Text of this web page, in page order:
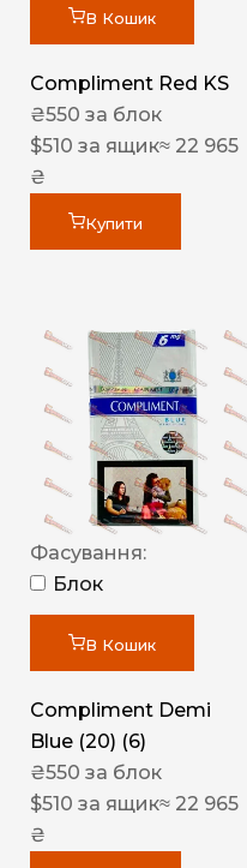
В Кошик
Compliment Red KS
₴550 за блок
$510 за ящик≈ 22 965
₴
Купити
Фасування:
Блок
В Кошик
Compliment Demi
Blue (20) (6)
₴550 за блок
$510 за ящик≈ 22 965
₴